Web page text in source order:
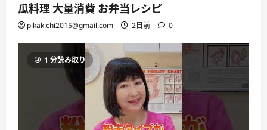
瓜料理 大量消費 お弁当レシピ
pikakichi2015@gmail.com 2日前 0
1 分読み取り